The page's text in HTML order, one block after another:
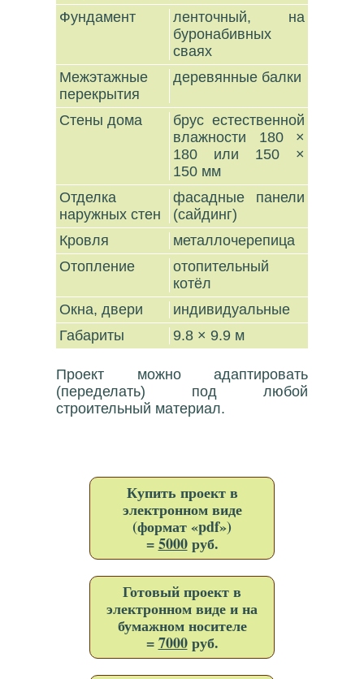
Фундамент
ленточный, на
буронабивных
сваях
Межэтажные
перекрытия
деревянные балки
Стены дома
брус естественной
влажности 180 ×
180 или 150 ×
150 мм
Отделка
наружных стен
фасадные панели
(сайдинг)
Кровля
металлочерепица
Отопление
отопительный
котёл
Окна, двери
индивидуальные
Габариты
9.8 × 9.9 м
Проект можно адаптировать
(переделать) под любой
строительный материал.
Купить проект в
электронном виде
(формат «pdf»)
=5000руб.
Готовый проект в
электронном виде и на
бумажном носителе
=7000руб.